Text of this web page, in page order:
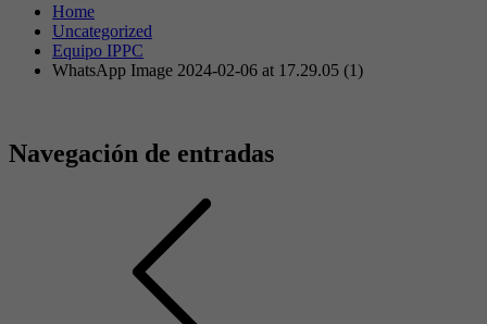
Home
Uncategorized
Equipo IPPC
WhatsApp Image 2024-02-06 at 17.29.05 (1)
Navegación de entradas